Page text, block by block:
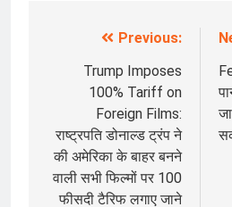
navigation
Previous:
Trump Imposes
100% Tariff on
Foreign Films:
राष्‍ट्रपति डोनाल्‍ड ट्रंप ने
की अमेरिका के बाहर बनने
वाली सभी फिल्मों पर 100
फीसदी टैरिफ लगाए जाने